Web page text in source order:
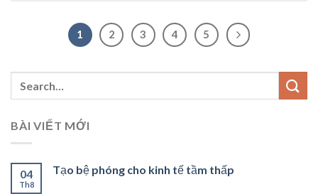
1 2 3 4 5
BÀI VIẾT MỚI
04
Th8
Tạo bệ phóng cho kinh tế tầm thấp